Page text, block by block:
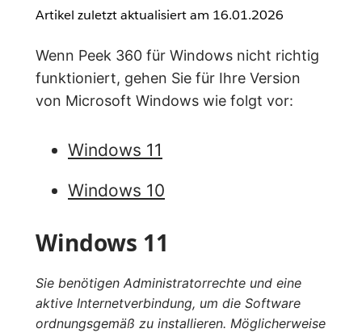
Artikel zuletzt aktualisiert am 16.01.2026
Wenn Peek 360 für Windows nicht richtig
funktioniert, gehen Sie für Ihre Version
von Microsoft Windows wie folgt vor:
Windows 11
Windows 10
Windows 11
Sie benötigen Administratorrechte und eine
aktive Internetverbindung, um die Software
ordnungsgemäß zu installieren. Möglicherweise